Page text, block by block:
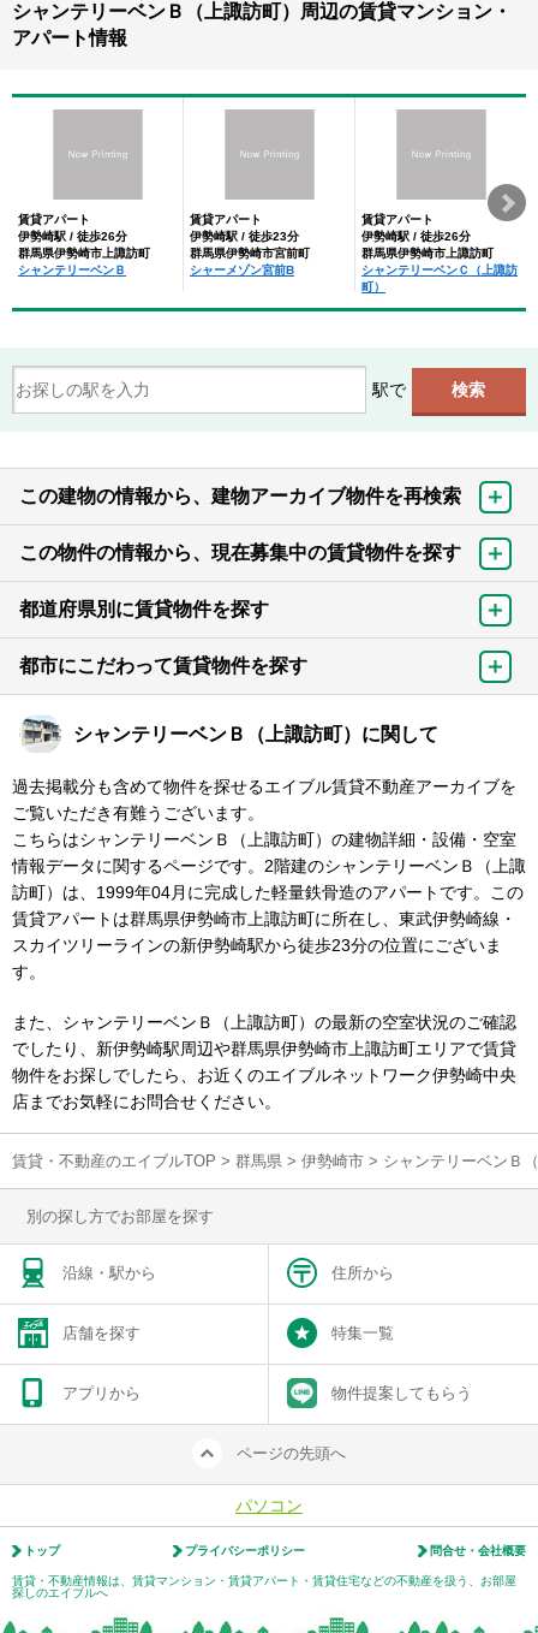
シャンテリーベンＢ（上諏訪町）周辺の賃貸マンション・
アパート情報
賃貸アパート
伊勢崎駅 / 徒歩26分
群馬県伊勢崎市上諏訪町
シャンテリーベンＢ
賃貸アパート
伊勢崎駅 / 徒歩23分
群馬県伊勢崎市宮前町
シャーメゾン宮前B
賃貸アパート
伊勢崎駅 / 徒歩26分
群馬県伊勢崎市上諏訪町
シャンテリーベンＣ（上諏訪
町）
駅で
この建物の情報から、建物アーカイブ物件を再検索
この物件の情報から、現在募集中の賃貸物件を探す
都道府県別に賃貸物件を探す
都市にこだわって賃貸物件を探す
シャンテリーベンＢ（上諏訪町）に関して
過去掲載分も含めて物件を探せるエイブル賃貸不動産アーカイブを
ご覧いただき有難うございます。
こちらはシャンテリーベンＢ（上諏訪町）の建物詳細・設備・空室
情報データに関するページです。2階建のシャンテリーベンＢ（上諏
訪町）は、1999年04月に完成した軽量鉄骨造のアパートです。この
賃貸アパートは群馬県伊勢崎市上諏訪町に所在し、東武伊勢崎線・
スカイツリーラインの新伊勢崎駅から徒歩23分の位置にございま
す。
また、シャンテリーベンＢ（上諏訪町）の最新の空室状況のご確認
でしたり、新伊勢崎駅周辺や群馬県伊勢崎市上諏訪町エリアで賃貸
物件をお探しでしたら、お近くのエイブルネットワーク伊勢崎中央
店までお気軽にお問合せください。
賃貸・不動産のエイブルTOP > 群馬県 > 伊勢崎市 > シャンテリーベンＢ
別の探し方でお部屋を探す
沿線・駅から 住所から
店舗を探す 特集一覧
アプリから 物件提案してもらう
ページの先頭へ
パソコン
トップ プライバシーポリシー 問合せ・会社概要
賃貸・不動産情報は、賃貸マンション・賃貸アパート・賃貸住宅などの不動産を扱う、お部屋
探しのエイブルへ